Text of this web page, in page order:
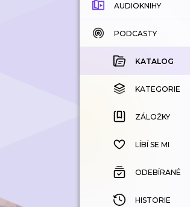
AUDIOKNIHY
KATALOG
KOUPENÉ
KATEGORIE
ZÁLOŽKY
HISTORIE
PODCASTY
KATALOG
KATEGORIE
ZÁLOŽKY
LÍBÍ SE MI
ODEBÍRANÉ
HISTORIE